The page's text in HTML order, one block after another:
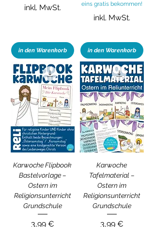
inkl. MwSt.
in den Warenkorb
eins gratis bekommen!
inkl. MwSt.
in den Warenkorb
Karwoche Flipbook
Bastelvorlage –
Ostern im
Religionsunterricht
Grundschule
Preis
3,99 €
Karwoche
Tafelmaterial –
Ostern im
Religionsunterricht
Grundschule
Preis
3,99 €